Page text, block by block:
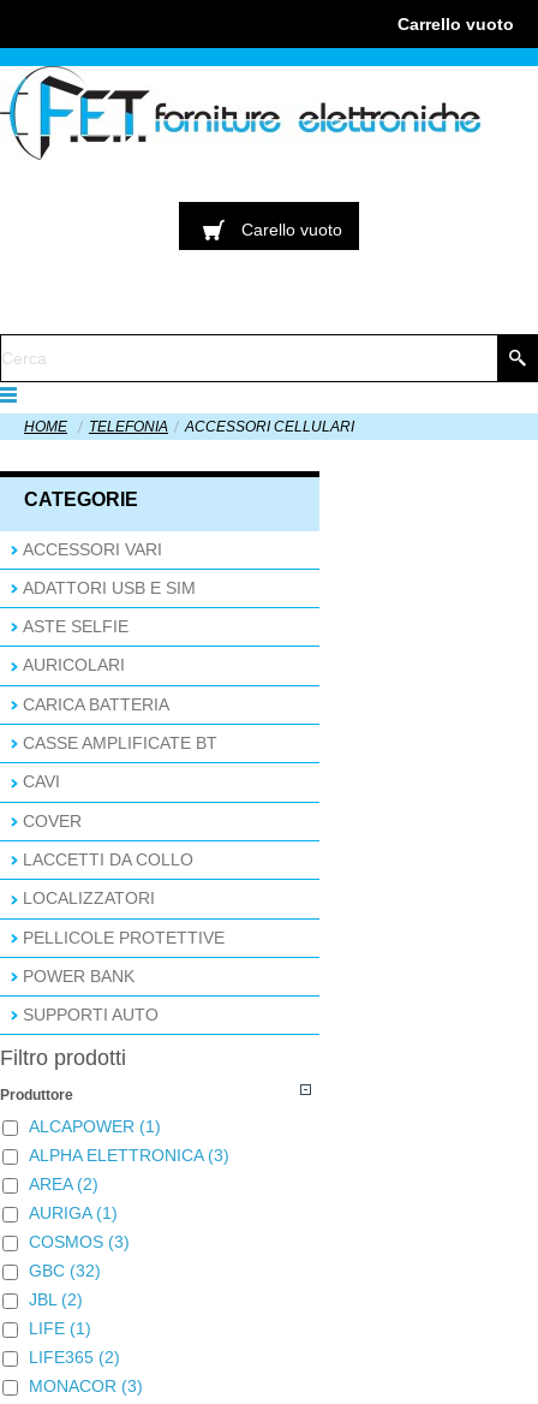
Carrello vuoto
Carello vuoto
HOME TELEFONIA ACCESSORI CELLULARI
CATEGORIE
ACCESSORI VARI
ADATTORI USB E SIM
ASTE SELFIE
AURICOLARI
CARICA BATTERIA
CASSE AMPLIFICATE BT
CAVI
COVER
LACCETTI DA COLLO
LOCALIZZATORI
PELLICOLE PROTETTIVE
POWER BANK
SUPPORTI AUTO
Filtro prodotti
Produttore
ALCAPOWER (1)
ALPHA ELETTRONICA(3)
AREA(2)
AURIGA(1)
COSMOS (3)
GBC (32)
JBL (2)
LIFE (1)
LIFE365 (2)
MONACOR (3)